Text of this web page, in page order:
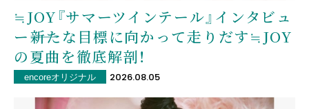
≒JOY『サマーツインテール』インタビュ
ー――新たな目標に向かって走りだす≒JOY
の夏曲を徹底解剖！
encoreオリジナル 2026.08.05